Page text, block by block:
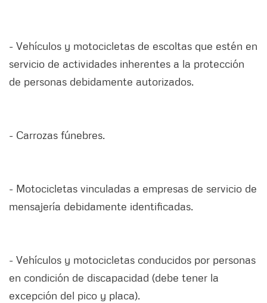
- Vehículos y motocicletas de escoltas que estén en
servicio de actividades inherentes a la protección
de personas debidamente autorizados.
- Carrozas fúnebres.
- Motocicletas vinculadas a empresas de servicio de
mensajería debidamente identificadas.
- Vehículos y motocicletas conducidos por personas
en condición de discapacidad (debe tener la
excepción del pico y placa).